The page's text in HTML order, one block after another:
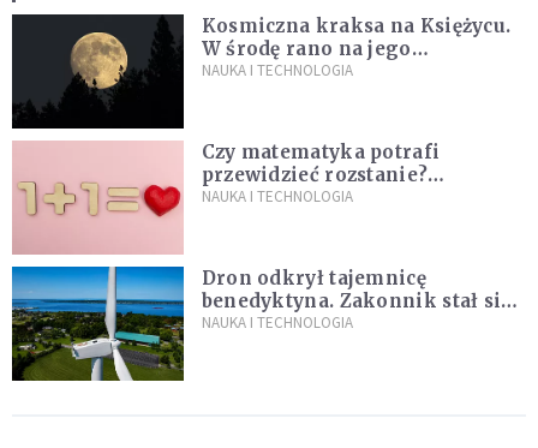
Kosmiczna kraksa na Księżycu.
W środę rano na jego
powierzchni dojdzie do
NAUKA I TECHNOLOGIA
Czy matematyka potrafi
przewidzieć rozstanie?
Naukowcy stworzyli model
NAUKA I TECHNOLOGIA
Dron odkrył tajemnicę
benedyktyna. Zakonnik stał się
sławny
NAUKA I TECHNOLOGIA